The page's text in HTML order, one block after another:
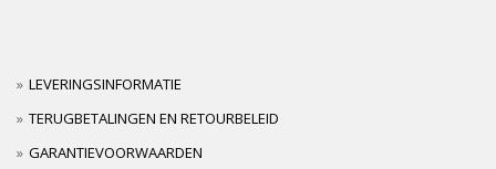
LEVERINGSINFORMATIE
TERUGBETALINGEN EN RETOURBELEID
GARANTIEVOORWAARDEN